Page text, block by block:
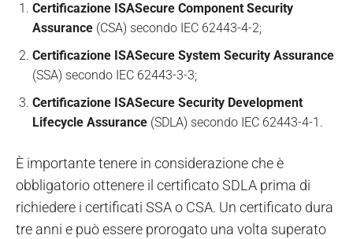
Certificazione ISASecure Component Security
Assurance (CSA) secondo IEC 62443-4-2;
Certificazione ISASecure System Security Assurance
(SSA) secondo IEC 62443-3-3;
Certificazione ISASecure Security Development
Lifecycle Assurance (SDLA) secondo IEC 62443-4-1.
È importante tenere in considerazione che è
obbligatorio ottenere il certificato SDLA prima di
richiedere i certificati SSA o CSA. Un certificato dura
tre anni e può essere prorogato una volta superato